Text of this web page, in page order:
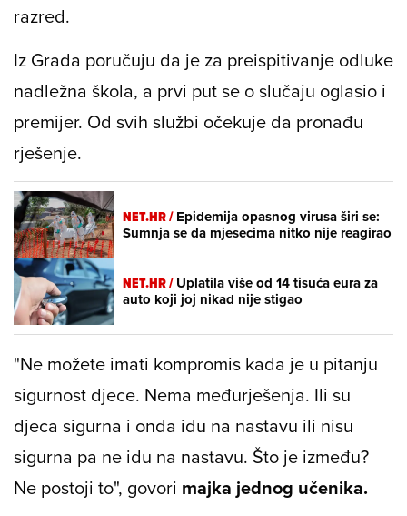
razred.
Iz Grada poručuju da je za preispitivanje odluke
nadležna škola, a prvi put se o slučaju oglasio i
premijer. Od svih službi očekuje da pronađu
rješenje.
NET.HR /Epidemija opasnog virusa širi se:
Sumnja se da mjesecima nitko nije reagirao
NET.HR /Uplatila više od 14 tisuća eura za
auto koji joj nikad nije stigao
"Ne možete imati kompromis kada je u pitanju
sigurnost djece. Nema međurješenja. Ili su
djeca sigurna i onda idu na nastavu ili nisu
sigurna pa ne idu na nastavu. Što je između?
Ne postoji to", govori majka jednog učenika.